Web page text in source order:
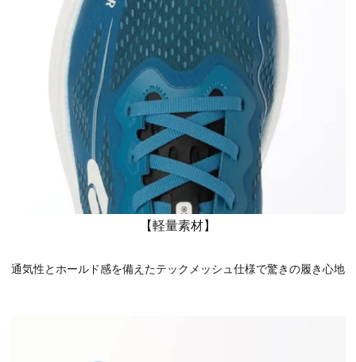
【軽量素材】
通気性とホールド感を備えたテックメッシュ仕様で驚きの履き心地